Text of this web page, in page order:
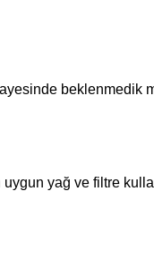
beklenmedik
yağ ve filtre